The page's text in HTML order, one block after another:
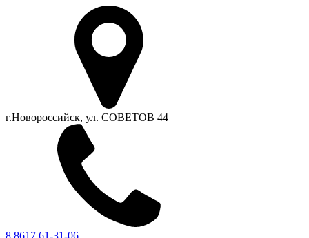
г.Новороссийск, ул. СОВЕТОВ 44
8 8617 61-31-06